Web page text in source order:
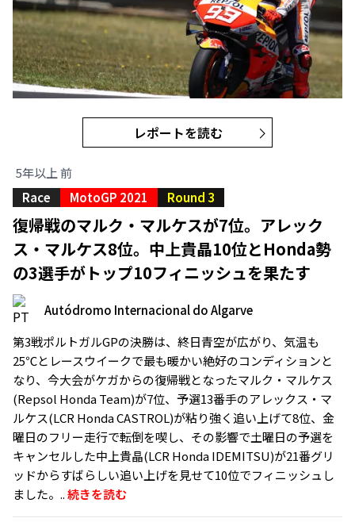
レポートを読む
5年以上 前
Race
MotoGP 2021 Round 3
復帰戦のマルク・マルケスが7位。アレック
ス・マルケス8位。中上貴晶10位とHonda勢
の3選手がトップ10フィニッシュを果たす
Autódromo Internacional do Algarve
第3戦ポルトガルGPの決勝は、終日青空が広がり、気温も
25℃とレースウイークで最も暖かい絶好のコンディションと
なり、今大会がケガからの復帰戦となったマルク・マルケス
(Repsol Honda Team)が7位、予選13番手のアレックス・マ
ルケス(LCR Honda CASTROL)が粘り強く追い上げて8位、金
曜日のフリー走行で転倒を喫し、その影響で土曜日の予選を
キャンセルした中上貴晶(LCR Honda IDEMITSU)が21番グリ
ッドからすばらしい追い上げを見せて10位でフィニッシュし
ました。..続きを読む